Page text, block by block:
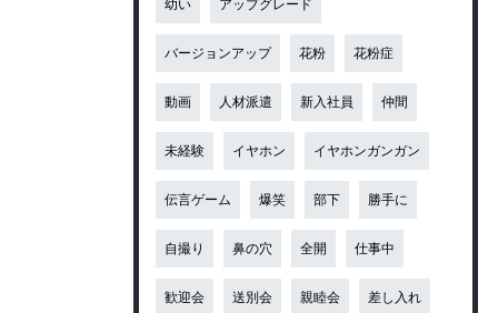
幼い アップグレード
バージョンアップ 花粉 花粉症
動画 人材派遣 新入社員 仲間
未経験 イヤホン イヤホンガンガン
伝言ゲーム 爆笑 部下 勝手に
自撮り 鼻の穴 全開 仕事中
歓迎会 送別会 親睦会 差し入れ